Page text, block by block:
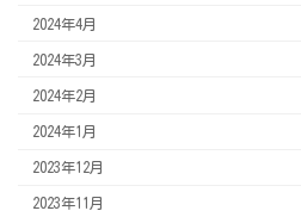
2024年4月
2024年3月
2024年2月
2024年1月
2023年12月
2023年11月